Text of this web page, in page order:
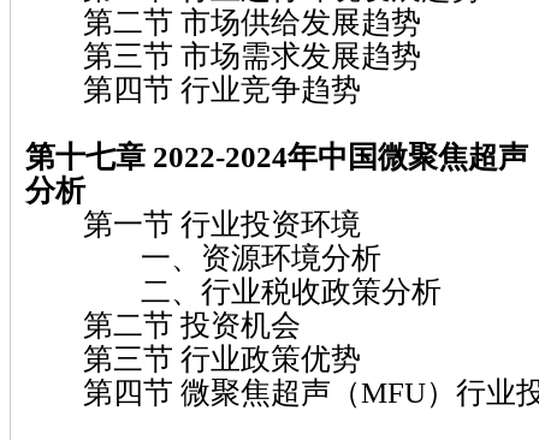
第二节 市场供给发展趋势
第三节 市场需求发展趋势
第四节 行业竞争趋势
第十七章 2022-2024年中国微聚焦超
分析
第一节 行业投资环境
一、资源环境分析
二、行业税收政策分析
第二节 投资机会
第三节 行业政策优势
第四节 微聚焦超声（MFU）行业